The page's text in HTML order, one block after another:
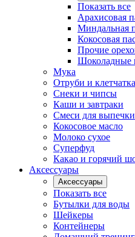
Показать все
Арахисовая
Миндальная
Кокосовая
Прочие
Шоколадные
Мука
Отруби и клетчатка
Снеки и чипсы
Каши и завтраки
Смеси для выпечки
Кокосовое масло
Молоко сухое
Суперфуд
Какао и горячий
Аксессуары
Аксессуары
Показать все
Бутылки для воды
Шейкеры
Контейнеры